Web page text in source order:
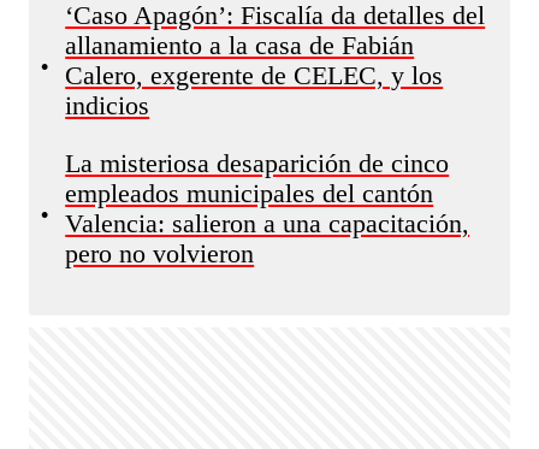
•
‘Caso Apagón’: Fiscalía da detalles del
allanamiento a la casa de Fabián
Calero, exgerente de CELEC, y los
indicios
•
La misteriosa desaparición de cinco
empleados municipales del cantón
Valencia: salieron a una capacitación,
pero no volvieron